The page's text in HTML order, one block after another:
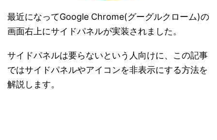
最近になってGoogle Chrome(グーグルクローム)の
画面右上にサイドパネルが実装されました。
サイドパネルは要らないという人向けに、この記事
ではサイドパネルやアイコンを非表示にする方法を
解説します。